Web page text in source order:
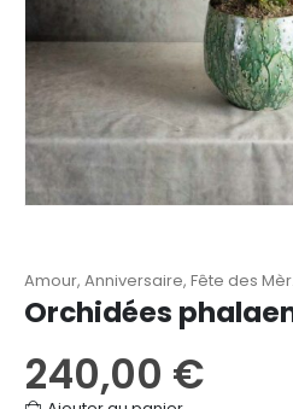
Amour, Anniversaire, Fête des Mères
240,00 €